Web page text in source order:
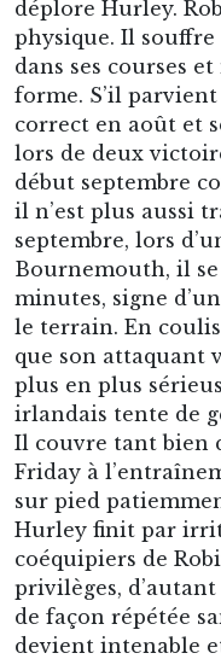
Bournemouth, il se
minutes, signe
le terrain. En
que son attaquant
plus en plus
irlandais tente de
Il couvre tant bien
Friday à
sur pied
Hurley finit par
coéquipiers de
privilèges,
de façon répétée
devient intenable
sérieusement de
prestigieux
Park Rangers et
Division, se
mais aucun n’ose
réputation
Au mois d’octobre
consommée entre